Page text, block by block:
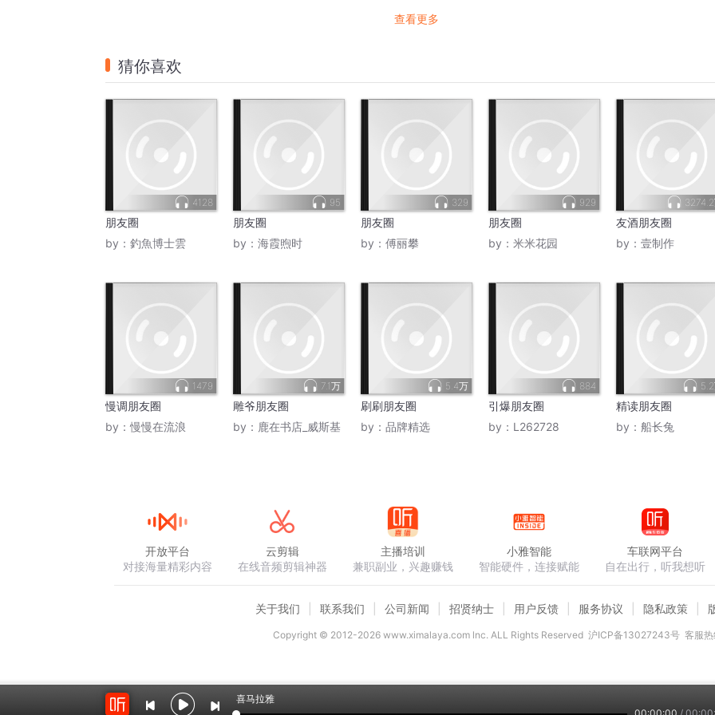
查看更多
猜你喜欢
4128
朋友圈
by： 釣魚博士雲
95
朋友圈
by： 海霞煦时
329
朋友圈
by： 傅丽攀
929
朋友圈
by： 米米花园
友酒朋友圈
by： 壹制作
1479
慢调朋友圈
by：慢慢在流浪
7.1万
雕爷朋友圈
by： 鹿在书店_威斯基
5.4万
刷刷朋友圈
by： 品牌精选
884
引爆朋友圈
by： L262728
精读朋友圈
by： 船长兔
喜马拉雅
开放平台
对接海量精彩内容
云剪辑
在线音频剪辑神器
主播培训
兼职副业，兴趣赚钱
小雅智能
智能硬件，连接赋能
车联网平台
自在出行，听我想听
关于我们 联系我们 公司新闻 招贤纳士 用户反馈 服务协议 隐私政策
Copyright © 2012-2026www.ximalaya.com lnc. ALL Rights Reserved 沪ICP备13027243号 客服